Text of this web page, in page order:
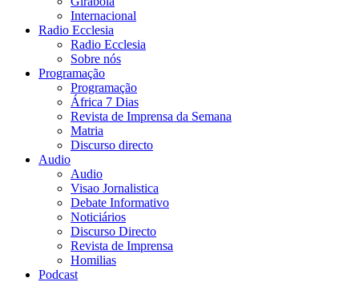
Internacional
Radio Ecclesia
Radio Ecclesia
Sobre nós
Programação
Programação
África 7 Dias
Revista de Imprensa da Semana
Matria
Discurso directo
Audio
Audio
Visao Jornalistica
Debate Informativo
Noticiários
Discurso Directo
Revista de Imprensa
Homilias
Podcast